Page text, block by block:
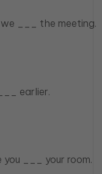
we ___ the meeting.
earlier.
you ___ your room.